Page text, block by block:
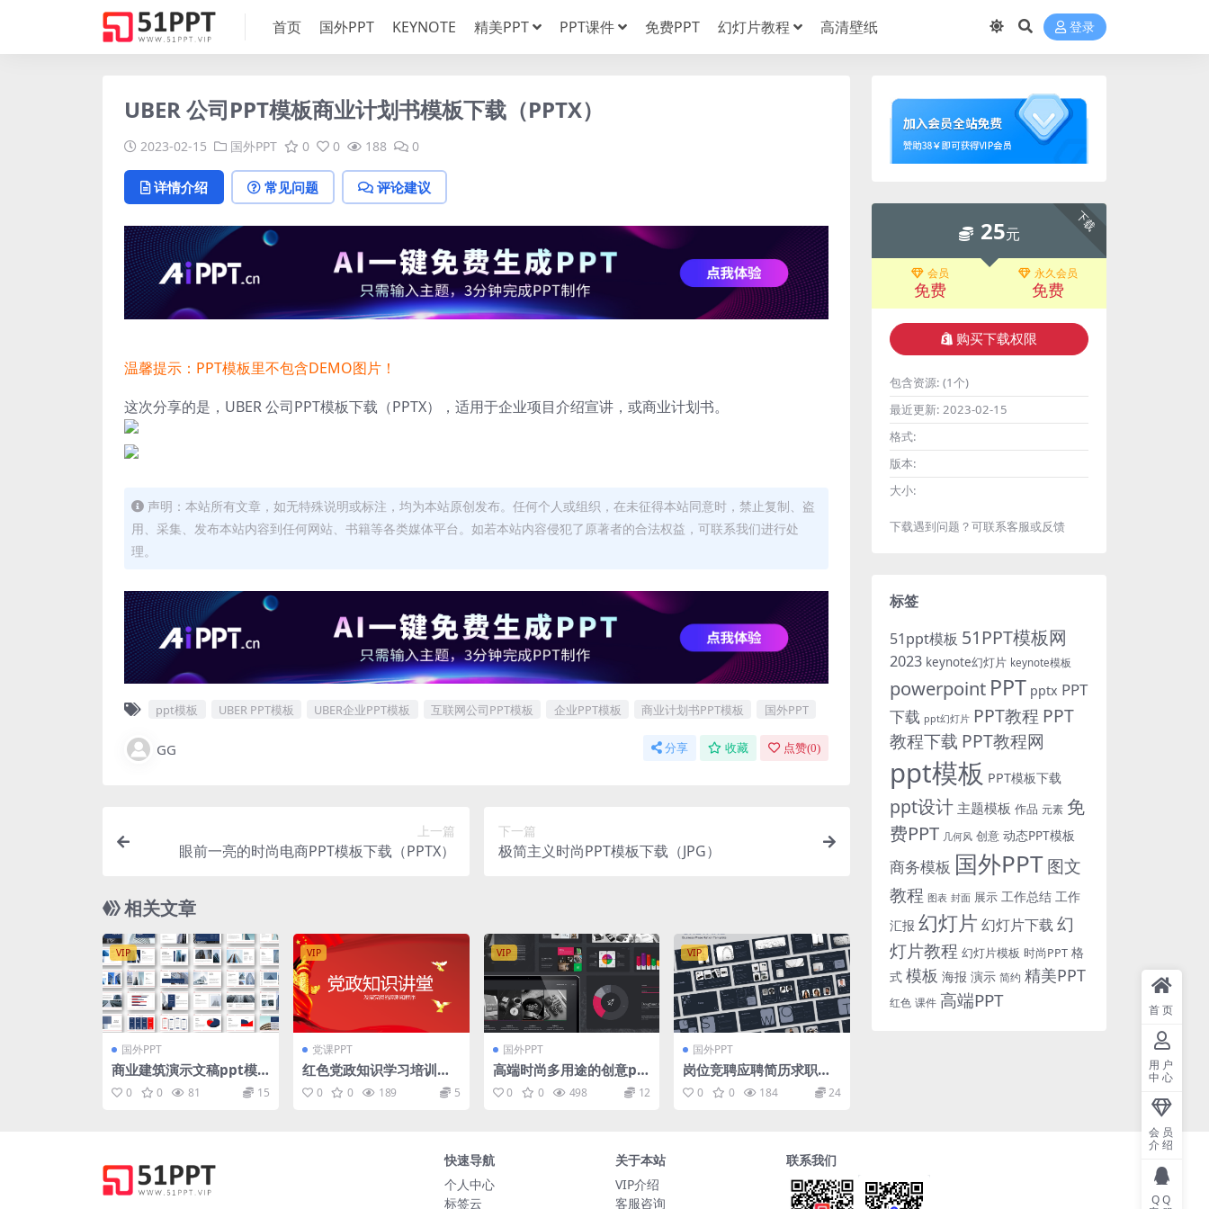
首页 国外PPT KEYNOTE 精美PPT PPT课件 免费PPT 幻灯片教程 高清壁纸 登录
UBER 公司PPT模板商业计划书模板下载（PPTX）
2023-02-15 国外PPT 0 0 188 0
详情介绍 常见问题 评论建议
温馨提示：PPT模板里不包含DEMO图片！
这次分享的是，UBER 公司PPT模板下载（PPTX），适用于企业项目介绍宣讲，或商业计划书。
声明：本站所有文章，如无特殊说明或标注，均为本站原创发布。任何个人或组织，在未征得本站同意时，禁止复制、盗
用、采集、发布本站内容到任何网站、书籍等各类媒体平台。如若本站内容侵犯了原著者的合法权益，可联系我们进行处
理。
ppt模板 UBER PPT模板 UBER企业PPT模板 互联网公司PPT模板 企业PPT模板 商业计划书PPT模板 国外PPT
GG 分享 收藏 点赞(0)
上一篇
眼前一亮的时尚电商PPT模板下载（PPTX）
下一篇
极简主义时尚PPT模板下载（JPG）
相关文章
VIP
国外PPT
商业建筑演示文稿ppt模
板 0 0 81 15
VIP
党课PPT
红色党政知识学习培训党
建工作PPT模板
0 0 189 5
VIP
国外PPT
高端时尚多用途的创意po
werpoint幻灯片演示模板
（ppt）
0 0 498 12
VIP
国外PPT
岗位竞聘应聘简历求职简
历商务演讲PPT模板
0 0 184 24
下载
25元
会员
免费
永久会员
免费
购买下载权限
包含资源: (1个)
最近更新: 2023-02-15
格式:
版本:
大小:
下载遇到问题？可联系客服或反馈
标签
51ppt模板 51PPT模板网
2023 keynote幻灯片 keynote模板
powerpoint PPT pptx PPT
下载 ppt幻灯片 PPT教程 PPT
教程下载 PPT教程网
ppt模板 PPT模板下载
ppt设计 主题模板 作品 元素 免
费PPT 几何风 创意 动态PPT模板
商务模板 国外PPT图文
教程 图表 封面 展示 工作总结 工作
汇报 幻灯片 幻灯片下载 幻
灯片教程 幻灯片模板 时尚PPT 格
式 模板 海报 演示 简约 精美PPT
红色 课件 高端PPT
快速导航
个人中心
标签云
关于本站
VIP介绍
客服咨询
联系我们
首页
用户
中心
会员
介绍
QQ